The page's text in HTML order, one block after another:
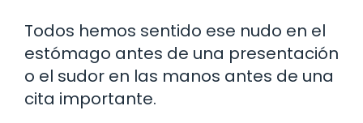
Todos hemos sentido ese nudo en el
estómago antes de una presentación
o el sudor en las manos antes de una
cita importante.